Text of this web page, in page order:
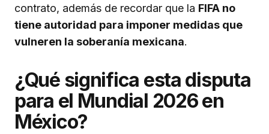
contrato, además de recordar que la FIFA no
tiene autoridad para imponer medidas que
vulneren la soberanía mexicana.
¿Qué significa esta disputa
para el Mundial 2026 en
México?